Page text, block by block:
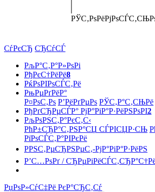
РЎС‚РѕРёРјРѕСЃС‚СЊ
СѓРєСЂ СЂСѓСЃ
РљР°С‚Р°Р»РѕРі
РђРєС†РёРё8
РќРѕРІРѕСЃС‚Рё
РњРµРґРёР°
Р¤РѕС‚Рѕ Р’РёРґРµРѕ РЎС‚Р°С‚СЊРё
РђРґСЂРµСЃР° РјР°РіР°Р·РёРЅРѕРІ2
РљРѕРЅС‚Р°РєС‚С‹
РћР±СЂР°С‚РЅР°СЏ СЃРІСЏР·СЊ
РїРѕСЃС‚Р°РІРєРё
РРЅС‚РµСЂРЅРµС‚-РјР°РіР°Р·РёРЅ
Р’С…РѕРґ /
РџРѕР»СѓС‡Рё РєР°СЂС‚Сѓ